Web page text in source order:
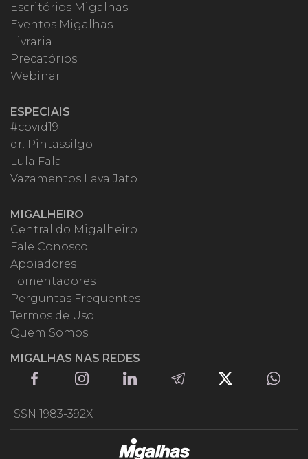
Escritórios Migalhas
Eventos Migalhas
Livraria
Precatórios
Webinar
ESPECIAIS
#covid19
dr. Pintassilgo
Lula Fala
Vazamentos Lava Jato
MIGALHEIRO
Central do Migalheiro
Fale Conosco
Apoiadores
Fomentadores
Perguntas Frequentes
Termos de Uso
Quem Somos
MIGALHAS NAS REDES
ISSN 1983-392X